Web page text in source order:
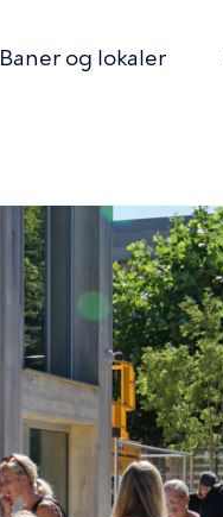
Baner og lokaler